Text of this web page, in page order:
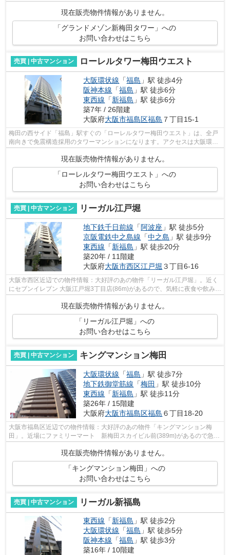
れた中古マンションで清潔感を感じま...
現在販売物件情報がありません。
「グランドメゾン新梅田タワー」への
お問い合わせはこちら
売買 | 中古マンション ローレルタワー梅田ウエスト
大阪環状線 「福島 」駅 徒歩4分
阪神本線 「福島 」駅 徒歩6分
東西線 「新福島 」駅 徒歩6分
築7年 / 26階建
大阪府大阪市福島区福島 ７丁目15-1
梅田の西サイド「福島」駅すぐの「ローレルタワー梅田ウエスト」は、全戸
南向きで免震構造採用のタワーマンションになります。アクセスは大阪環状
現在販売物件情報がありません。
「ローレルタワー梅田ウエスト」への
お問い合わせはこちら
売買 | 中古マンション リーガル江戸堀
地下鉄千日前線 「 阿波座 」駅 徒歩5分
京阪電鉄中之島線 「中之島 」駅 徒歩9分
東西線 「新福島 」駅 徒歩20分
築20年 / 11階建
大阪府大阪市西区江戸堀 ３丁目6-16
大阪市西区近辺での物件情報：大好評のあの物件「リーガル江戸堀」。近く
にセブンイレブン 大阪江戸堀3丁目店(86m)があるので、気軽に夜食や飲み物
現在販売物件情報がありません。
「リーガル江戸堀」への
お問い合わせはこちら
売買 | 中古マンション キングマンション梅田
大阪環状線 「福島 」駅 徒歩7分
地下鉄御堂筋線 「梅田 」駅 徒歩10分
東西線 「新福島 」駅 徒歩11分
築26年 / 15階建
大阪府大阪市福島区福島 ６丁目18-20
大阪市福島区近辺での物件情報：大好評のあの物件「キングマンション梅
田」。近場にファミリーマート 新梅田スカイビル前(389m)があるので急な
現在販売物件情報がありません。
「キングマンション梅田」への
お問い合わせはこちら
売買 | 中古マンション リーガル新福島
東西線 「新福島 」駅 徒歩2分
大阪環状線 「福島 」駅 徒歩5分
阪神本線 「福島 」駅 徒歩3分
築16年 / 10階建